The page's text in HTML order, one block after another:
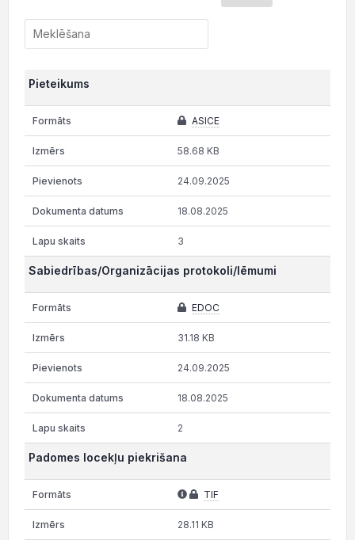
Pieteikums
ASICE
58.68 KB
24.09.2025
18.08.2025
3
Sabiedrības/Organizācijas protokoli/lēmumi
EDOC
31.18 KB
24.09.2025
18.08.2025
2
Padomes locekļu piekrišana
TIF
28.11 KB